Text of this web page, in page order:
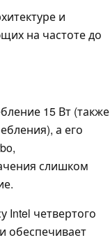
и
на частоте до
15 Вт (также
а его
слишком
Intel четвертого
обеспечивает